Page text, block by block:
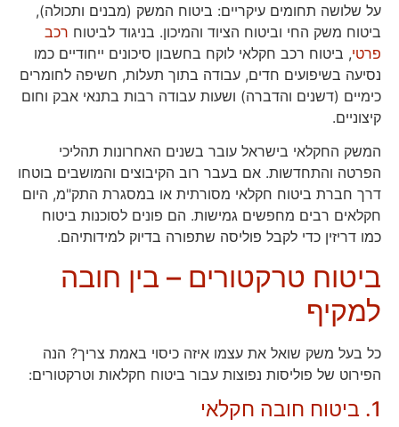
על שלושה תחומים עיקריים: ביטוח המשק (מבנים ותכולה),
ביטוח משק החי וביטוח הציוד והמיכון. בניגוד לביטוח רכב
פרטי, ביטוח רכב חקלאי לוקח בחשבון סיכונים ייחודיים כמו
נסיעה בשיפועים חדים, עבודה בתוך תעלות, חשיפה לחומרים
כימיים (דשנים והדברה) ושעות עבודה רבות בתנאי אבק וחום
קיצוניים.
המשק החקלאי בישראל עובר בשנים האחרונות תהליכי
הפרטה והתחדשות. אם בעבר רוב הקיבוצים והמושבים בוטחו
דרך חברת ביטוח חקלאי מסורתית או במסגרת התק"מ, היום
חקלאים רבים מחפשים גמישות. הם פונים לסוכנות ביטוח
כמו דריזין כדי לקבל פוליסה שתפורה בדיוק למידותיהם.
ביטוח טרקטורים – בין חובה
למקיף
כל בעל משק שואל את עצמו איזה כיסוי באמת צריך? הנה
הפירוט של פוליסות נפוצות עבור ביטוח חקלאות וטרקטורים:
1. ביטוח חובה חקלאי